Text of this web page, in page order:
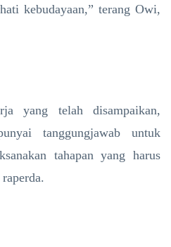
kebudayaan,” terang Owi,
yang telah disampaikan,
tanggungjawab untuk
tahapan yang harus